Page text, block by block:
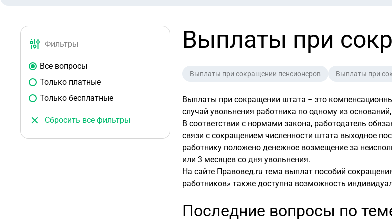
Фильтры
Все вопросы
Только платные
Только бесплатные
Сбросить все фильтры
Выплаты при
Выплаты при сокращении пенсионеров Выплаты при
Выплаты при сокращении штата − это
случай увольнения работника по одному из
В соответствии с нормами закона, работодатель
связи с сокращением численности штата выходное
работнику положено денежное возмещение за
или 3 месяцев со дня увольнения.
На сайте Правовед.ru тема выплат пособий
работников» также доступна возможность
Последние вопросы по